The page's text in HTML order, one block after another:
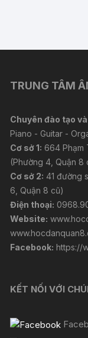
TRUNG TÂM
Chuyên đào tạo
Piano - Guitar -
Cơ sở 1: 664 Phạm
(Phường 4, Quận 8
Cơ sở 2: 41 đường
6, Quận 8 cũ)
Điện thoại:
Website:
Facebook: https://
KẾT NỐI VỚI